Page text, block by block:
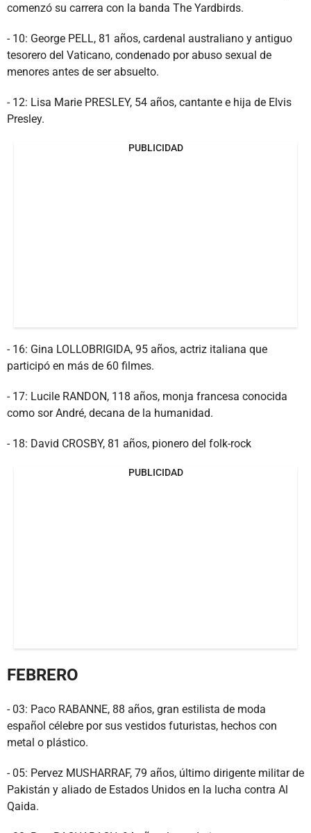
comenzó su carrera con la banda The Yardbirds.
- 10: George PELL, 81 años, cardenal australiano y antiguo
tesorero del Vaticano, condenado por abuso sexual de
menores antes de ser absuelto.
- 12: Lisa Marie PRESLEY, 54 años, cantante e hija de Elvis
Presley.
PUBLICIDAD
- 16: Gina LOLLOBRIGIDA, 95 años, actriz italiana que
participó en más de 60 filmes.
- 17: Lucile RANDON, 118 años, monja francesa conocida
como sor André, decana de la humanidad.
- 18: David CROSBY, 81 años, pionero del folk-rock
PUBLICIDAD
FEBRERO
- 03: Paco RABANNE, 88 años, gran estilista de moda
español célebre por sus vestidos futuristas, hechos con
metal o plástico.
- 05: Pervez MUSHARRAF, 79 años, último dirigente militar de
Pakistán y aliado de Estados Unidos en la lucha contra Al
Qaida.